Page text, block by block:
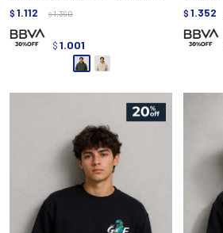
$ 1.112 $ 1.390
$ 1.001
$ 1.352